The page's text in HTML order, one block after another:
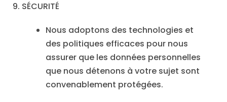
9. SÉCURITÉ
Nous adoptons des technologies et
des politiques efficaces pour nous
assurer que les données personnelles
que nous détenons à votre sujet sont
convenablement protégées.